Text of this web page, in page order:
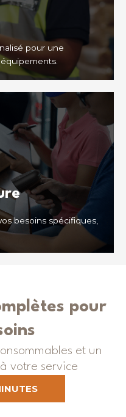
pour une
besoins spécifiques,
pour
et un
votre service